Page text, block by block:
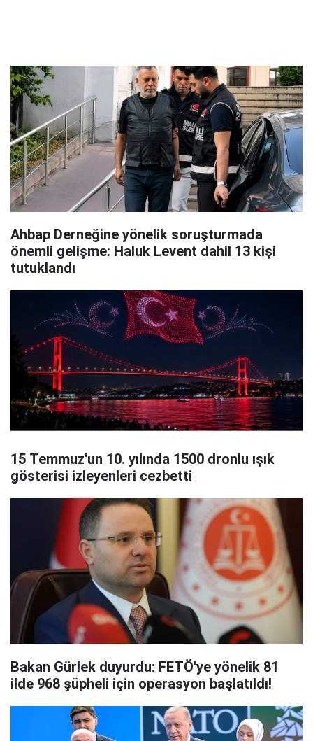
Ahbap Derneğine yönelik soruşturmada
önemli gelişme: Haluk Levent dahil 13 kişi
tutuklandı
15 Temmuz'un 10. yılında 1500 dronlu ışık
gösterisi izleyenleri cezbetti
Bakan Gürlek duyurdu: FETÖ'ye yönelik 81
ilde 968 şüpheli için operasyon başlatıldı!